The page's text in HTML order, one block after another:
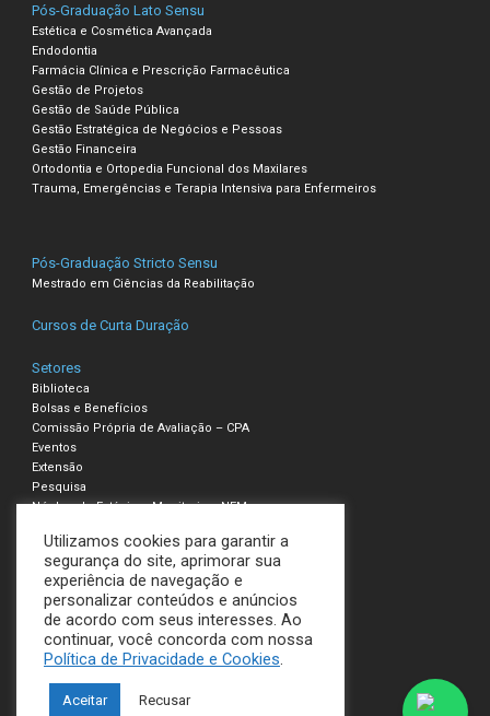
Pós-Graduação Lato Sensu
Estética e Cosmética Avançada
Endodontia
Farmácia Clínica e Prescrição Farmacêutica
Gestão de Projetos
Gestão de Saúde Pública
Gestão Estratégica de Negócios e Pessoas
Gestão Financeira
Ortodontia e Ortopedia Funcional dos Maxilares
Trauma, Emergências e Terapia Intensiva para Enfermeiros
Pós-Graduação Stricto Sensu
Mestrado em Ciências da Reabilitação
Cursos de Curta Duração
Setores
Biblioteca
Bolsas e Benefícios
Comissão Própria de Avaliação – CPA
Eventos
Extensão
Pesquisa
Núcleo de Estágio e Monitoria – NEM
Compliance – Ouvidoria
Política de Privacidade e Cookies
Termos de Uso
UNILAVRAS
Utilizamos cookies para garantir a
segurança do site, aprimorar sua
experiência de navegação e
personalizar conteúdos e anúncios
de acordo com seus interesses. Ao
continuar, você concorda com nossa
Política de Privacidade e Cookies.
Aceitar Recusar